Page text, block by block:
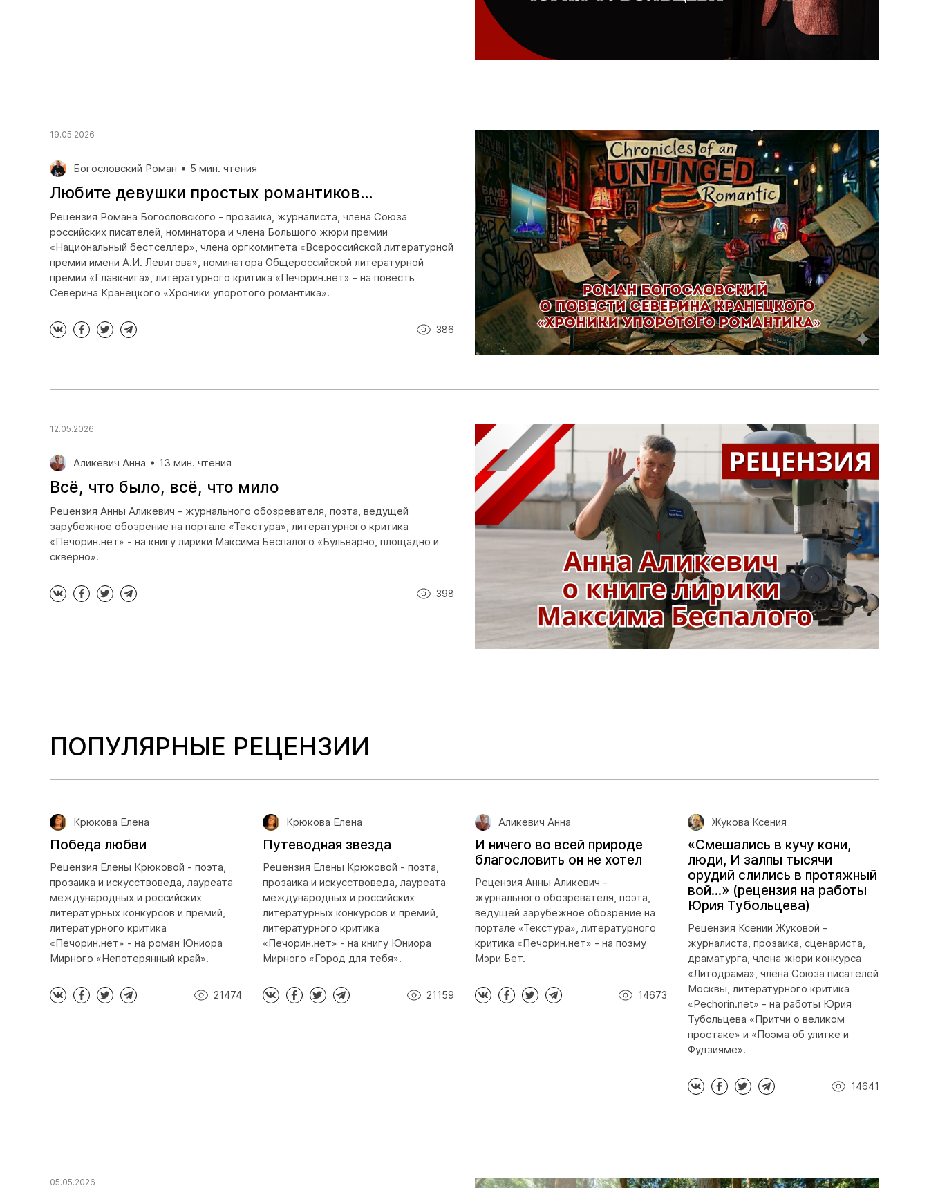
19.05.2026
Богословский Роман 5 мин. чтения
Любите девушки простых романтиков…
Рецензия Романа Богословского - прозаика, журналиста, члена Союза
российских писателей, номинатора и члена Большого жюри премии
«Национальный бестселлер», члена оргкомитета «Всероссийской литературной
премии имени А.И. Левитова», номинатора Общероссийской литературной
премии «Главкнига», литературного критика «Печорин.нет» - на повесть
Северина Кранецкого «Хроники упоротого романтика».
386
12.05.2026
Аликевич Анна 13 мин. чтения
Всё, что было, всё, что мило
Рецензия Анны Аликевич - журнального обозревателя, поэта, ведущей
зарубежное обозрение на портале «Текстура», литературного критика
«Печорин.нет» - на книгу лирики Максима Беспалого «Бульварно, площадно и
скверно».
398
ПОПУЛЯРНЫЕ РЕЦЕНЗИИ
Крюкова Елена
Победа любви
Рецензия Елены Крюковой - поэта,
прозаика и искусствоведа, лауреата
международных и российских
литературных конкурсов и премий,
литературного критика
«Печорин.нет» - на роман Юниора
Мирного «Непотерянный край».
21474
Крюкова Елена
Путеводная звезда
Рецензия Елены Крюковой - поэта,
прозаика и искусствоведа, лауреата
международных и российских
литературных конкурсов и премий,
литературного критика
«Печорин.нет» - на книгу Юниора
Мирного «Город для тебя».
21159
Аликевич Анна
И ничего во всей природе
благословить он не хотел
Рецензия Анны Аликевич -
журнального обозревателя, поэта,
ведущей зарубежное обозрение на
портале «Текстура», литературного
критика «Печорин.нет» - на поэму
Мэри Бет.
14673
Жукова Ксения
«Смешались в кучу кони,
люди, И залпы тысячи
орудий слились в протяжный
вой...» (рецензия на работы
Юрия Тубольцева)
Рецензия Ксении Жуковой -
журналиста, прозаика, сценариста,
драматурга, члена жюри конкурса
«Литодрама», члена Союза писателей
Москвы, литературного критика
«Pechorin.net» - на работы Юрия
Тубольцева «Притчи о великом
простаке» и «Поэма об улитке и
Фудзияме».
14641
05.05.2026